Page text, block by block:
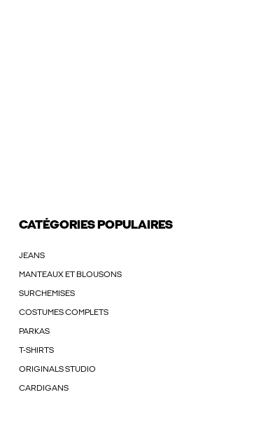
CATÉGORIES POPULAIRES
JEANS
MANTEAUX ET BLOUSONS
SURCHEMISES
COSTUMES COMPLETS
PARKAS
T-SHIRTS
ORIGINALS STUDIO
CARDIGANS